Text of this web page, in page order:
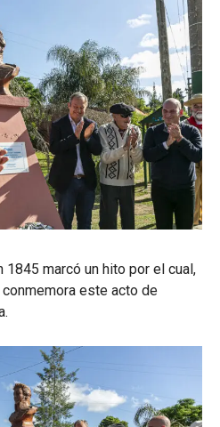
1845 marcó un hito por el cual,
este acto de